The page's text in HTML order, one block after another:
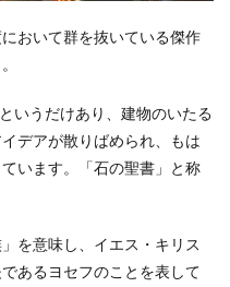
おいて群を抜いている傑作
いうだけあり、建物のいたる
デアが散りばめられ、もは
います。「石の聖書」と称
を意味し、イエス・キリス
あるヨセフのことを表して